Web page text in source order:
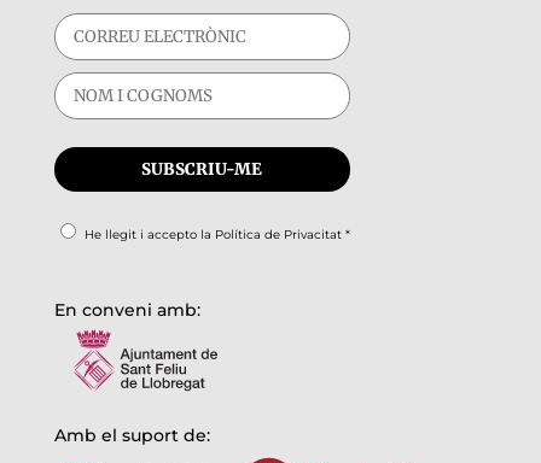
He llegit i accepto la Política de Privacitat*
En conveni amb:
Amb el suport de: